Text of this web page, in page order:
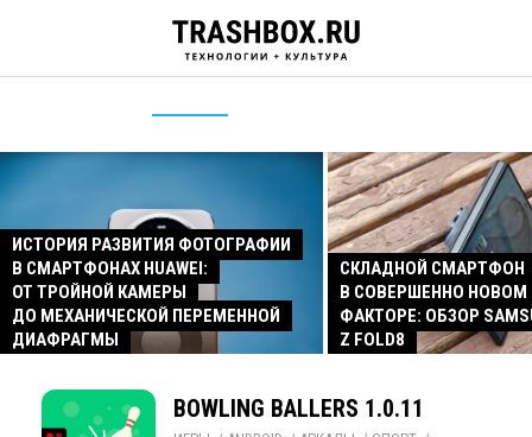
ИСТОРИЯ РАЗВИТИЯ ФОТОГРАФИИ
В СМАРТФОНАХ HUAWEI:
ОТ ТРОЙНОЙ КАМЕРЫ
ДО МЕХАНИЧЕСКОЙ ПЕРЕМЕННОЙ
ДИАФРАГМЫ
СКЛАДНОЙ СМАРТФОН
В СОВЕРШЕННО
ФАКТОРЕ: ОБЗОР
Z FOLD8
BOWLING BALLERS 1.0.11